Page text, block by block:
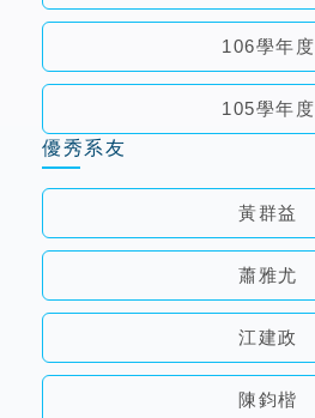
106學年度
105學年度
優秀系友
黃群益
蕭雅尤
江建政
陳鈞楷